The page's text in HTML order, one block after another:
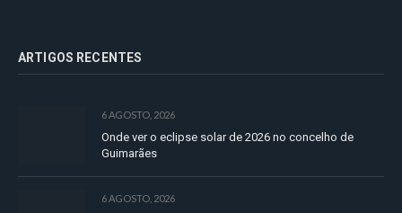
ARTIGOS RECENTES
6 AGOSTO, 2026
Onde ver o eclipse solar de 2026 no concelho de
Guimarães
6 AGOSTO, 2026